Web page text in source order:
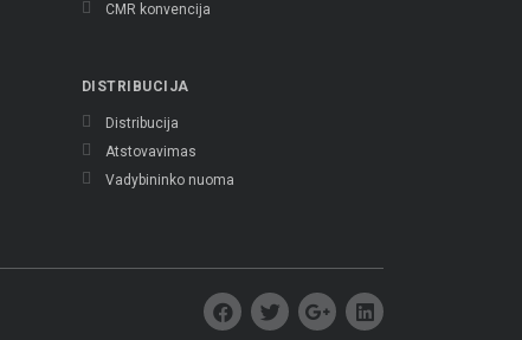
CMR konvencija
DISTRIBUCIJA
Distribucija
Atstovavimas
Vadybininko nuoma